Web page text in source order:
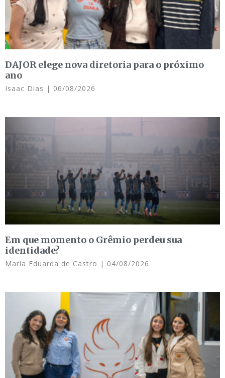
DAJOR elege nova diretoria para o próximo
ano
Isaac Dias 06/08/2026
Em que momento o Grêmio perdeu sua
identidade?
Maria Eduarda de Castro 04/08/2026